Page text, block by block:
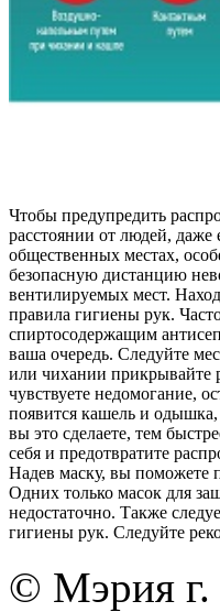
Чтобы предупредить
расстоянии от людей,
общественных местах,
безопасную дистанцию
вентилируемых мест.
правила гигиены рук.
спиртосодержащим
ваша очередь. Следуйте
или чихании прикрывайте
чувствуете недомогание,
появится кашель и
вы это сделаете, тем
себя и предотвратите
Надев маску, вы поможете
Одних только масок для
недостаточно. Также
гигиены рук. Следуйте
© Мэрия г.